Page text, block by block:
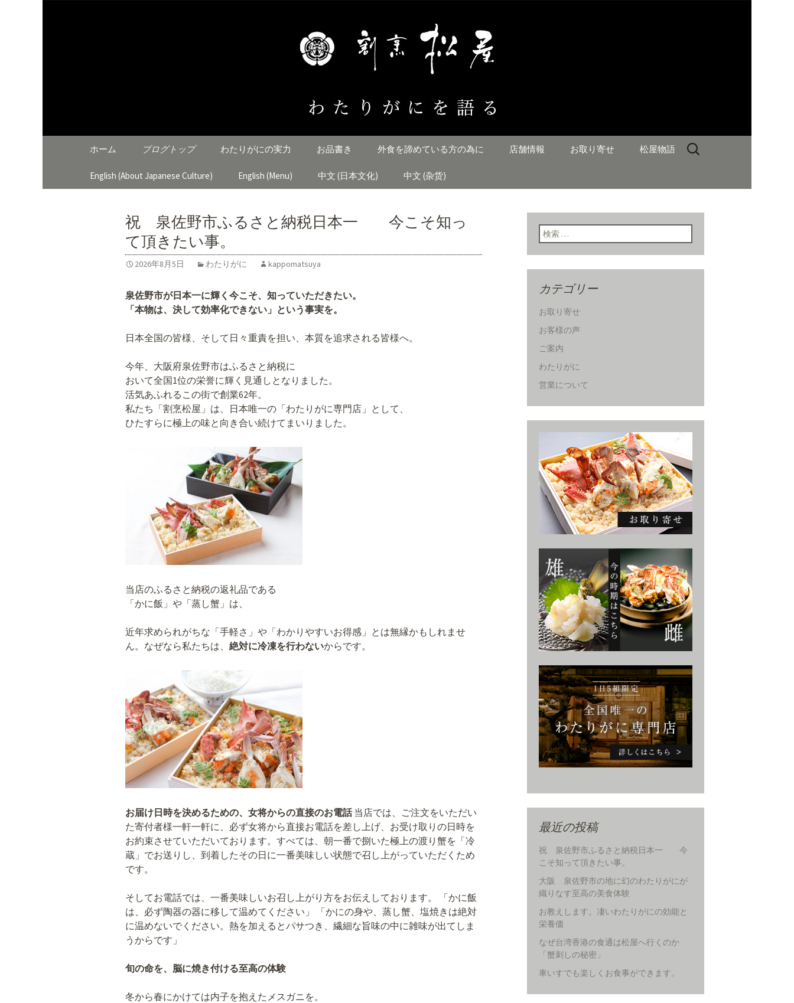
わたりがにを語る
コンテンツへ移動
ホーム ブログトップ わたりがにの実力 お品書き 外食を諦めている方の為に 店舗情報 お取り寄せ 松屋物語
English (About Japanese Culture) English (Menu) 中文 (日本文化) 中文 (杂货)
検
祝 泉佐野市ふるさと納税日本一 今こそ知っ
て頂きたい事。
2026年8月5日 わたりがに kappomatsuya
泉佐野市が日本一に輝く今こそ、知っていただきたい。
「本物は、決して効率化できない」という事実を。
日本全国の皆様、そして日々重責を担い、本質を追求される皆様へ。
今年、大阪府泉佐野市はふるさと納税に
おいて全国1位の栄誉に輝く見通しとなりました。
活気あふれるこの街で創業62年。
私たち「割烹松屋」は、日本唯一の「わたりがに専門店」として、
ひたすらに極上の味と向き合い続けてまいりました。
当店のふるさと納税の返礼品である
「かに飯」や「蒸し蟹」は、
近年求められがちな「手軽さ」や「わかりやすいお得感」とは無縁かもしれませ
ん。なぜなら私たちは、 絶対に冷凍を行わないからです。
お届け日時を決めるための、女将からの直接のお電話当店では、ご注文をいただい
た寄付者様一軒一軒に、必ず女将から直接お電話を差し上げ、お受け取りの日時を
お約束させていただいております。すべては、朝一番で捌いた極上の渡り蟹を「冷
蔵」でお送りし、到着したその日に一番美味しい状態で召し上がっていただくため
です。
そしてお電話では、一番美味しいお召し上がり方をお伝えしております。 「かに飯
は、必ず陶器の器に移して温めてください」 「かにの身や、蒸し蟹、塩焼きは絶対
に温めないでください。熱を加えるとパサつき、繊細な旨味の中に雑味が出てしま
うからです」
旬の命を、脳に焼き付ける至高の体験
冬から春にかけては内子を抱えたメスガニを。
検索:
カテゴリー
お取り寄せ
お客様の声
ご案内
わたりがに
営業について
最近の投稿
祝 泉佐野市ふるさと納税日本一 今
こそ知って頂きたい事。
大阪 泉佐野市の地に幻のわたりがにが
織りなす至高の美食体験
お教えします。凄いわたりがにの効能と
栄養価
なぜ台湾香港の食通は松屋へ行くのか
「蟹刺しの秘密」
車いすでも楽しくお食事ができます。